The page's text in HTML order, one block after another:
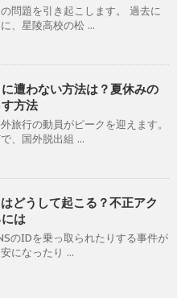
問題を引き起こします。 過去に
、星陵高校の松 ...
遭わない方法は？夏休みの
方法
旅行の動員がピークを迎えます。
、国外脱出組 ...
どうして起こる？不正アク
は
のIDを乗っ取られたりする事件が
になったり ...